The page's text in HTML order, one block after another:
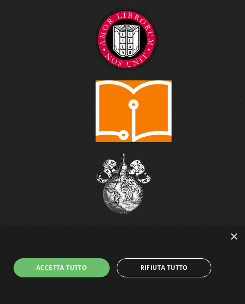
×
ACCETTA TUTTO RIFIUTA TUTTO